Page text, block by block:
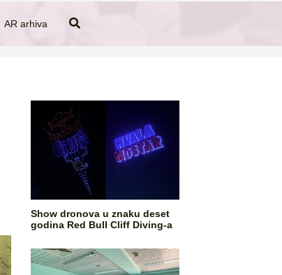
AR arhiva
Show dronova u znaku deset
godina Red Bull Cliff Diving-a